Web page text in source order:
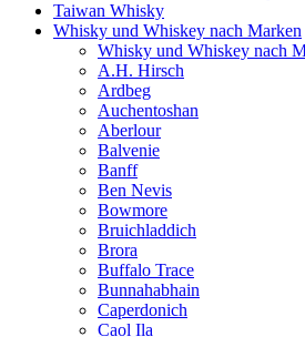
Taiwan Whisky
Whisky und Whiskey nach Marken
Whisky und Whiskey nach
A.H. Hirsch
Ardbeg
Auchentoshan
Aberlour
Balvenie
Banff
Ben Nevis
Bowmore
Bruichladdich
Brora
Buffalo Trace
Bunnahabhain
Caperdonich
Caol Ila